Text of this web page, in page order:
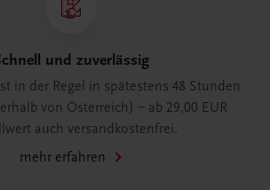
und zuverlässig
in der Regel in spätestens 48 Stunden
von Österreich) – ab 29,00 EUR
auch versandkostenfrei.
mehr erfahren